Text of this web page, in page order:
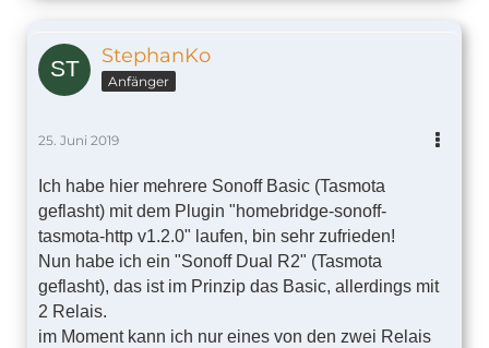
StephanKo
Anfänger
25. Juni 2019
Ich habe hier mehrere Sonoff Basic (Tasmota
geflasht) mit dem Plugin "homebridge-sonoff-
tasmota-http v1.2.0" laufen, bin sehr zufrieden!
Nun habe ich ein "Sonoff Dual R2" (Tasmota
geflasht), das ist im Prinzip das Basic, allerdings mit
2 Relais.
im Moment kann ich nur eines von den zwei Relais